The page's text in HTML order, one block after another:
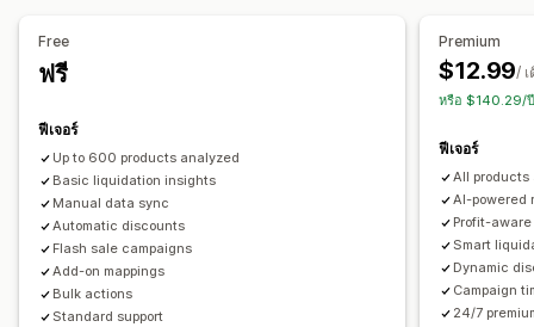
Free
ฟรี
ฟีเจอร์
Up to 600 products analyzed
Basic liquidation insights
Manual data sync
Automatic discounts
Flash sale campaigns
Add-on mappings
Bulk actions
Standard support
Premium
$12.99/
หรือ $140.29/
ฟีเจอร์
All products
AI-powered
Profit-
Smart
Dynamic
Campaign
24/7